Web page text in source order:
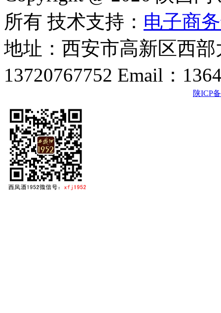
所有 技术支持： 电子商
地址：西安市高新区西
13720767752 Email：
陕ICP